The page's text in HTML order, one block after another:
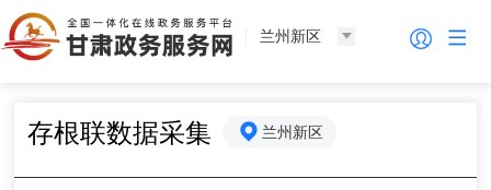
兰州新区
存根联数据采集 兰州新区